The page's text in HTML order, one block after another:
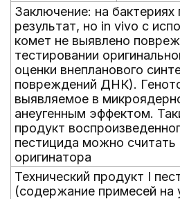
Заключение: на
результат, но in vivo с
комет не выявлено
тестировании
оценки внепланового
повреждений ДНК).
выявляемое в
анеугенным эффектом.
продукт
пестицида можно
оригинатора
Технический продукт I
(содержание примесей на